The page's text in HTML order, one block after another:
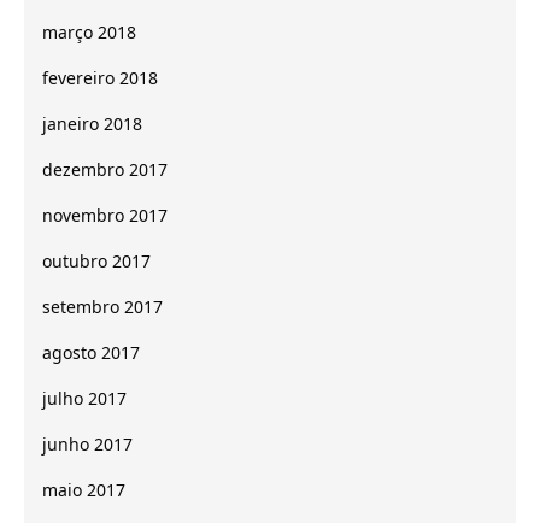
março 2018
fevereiro 2018
janeiro 2018
dezembro 2017
novembro 2017
outubro 2017
setembro 2017
agosto 2017
julho 2017
junho 2017
maio 2017